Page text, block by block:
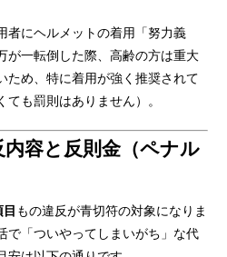
者にヘルメットの着用「努力義
が一転倒した際、高齢の方は重大
ため、特に着用が強く推奨されて
も罰則はありません）。
容と反則金（ペナル
もの違反が青切符の対象になりま
で「ついやってしまいがち」な代